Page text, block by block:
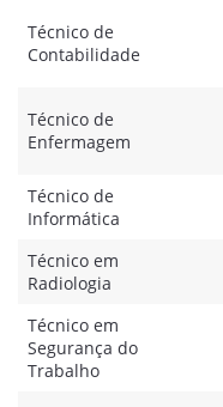
Técnico de
Contabilidade
Técnico de
Enfermagem
Técnico de
Informática
Técnico em
Radiologia
Técnico em
Segurança do
Trabalho